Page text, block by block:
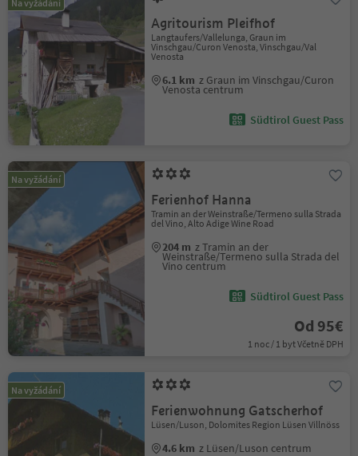
Na vyžádání
Agritourism Pleifhof
Langtaufers/Vallelunga, Graun im
Vinschgau/Curon Venosta, Vinschgau/Val
Venosta
6.1 km z Graun im Vinschgau/Curon
Venosta centrum
Südtirol Guest Pass
Na vyžádání
Ferienhof Hanna
Tramin an der Weinstraße/Termeno sulla Strada
del Vino, Alto Adige Wine Road
204 m z Tramin an der
Weinstraße/Termeno sulla Strada del
Vino centrum
Südtirol Guest Pass
Od 95€
1 noc / 1 byt Včetně DPH
Na vyžádání
Ferienwohnung Gatscherhof
Lüsen/Luson, Dolomites Region Lüsen Villnöss
4.6 km z Lüsen/Luson centrum